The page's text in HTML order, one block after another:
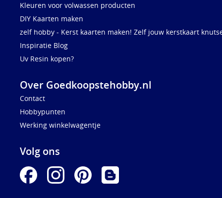
Kleuren voor volwassen producten
DIY Kaarten maken
zelf hobby - Kerst kaarten maken! Zelf jouw kerstkaart
Inspiratie Blog
Uv Resin kopen?
Over Goedkoopstehobby.nl
Contact
Hobbypunten
Werking winkelwagentje
Volg ons